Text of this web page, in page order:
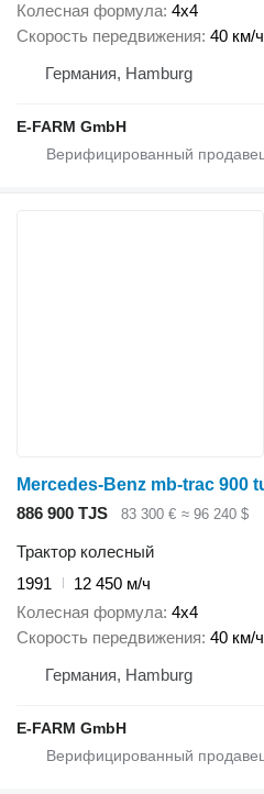
Колесная формула 4x4
Скорость передвижения 40 км/ч
Германия, Hamburg
E-FARM GmbH
886 900 TJS 83 300 € ≈ 96 240 $
Трактор колесный
1991
12 450 м/ч
Колесная формула 4x4
Скорость передвижения 40 км/ч
Германия, Hamburg
E-FARM GmbH